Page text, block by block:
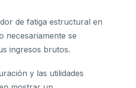
de fatiga estructural en
necesariamente se
ingresos brutos.
y las utilidades